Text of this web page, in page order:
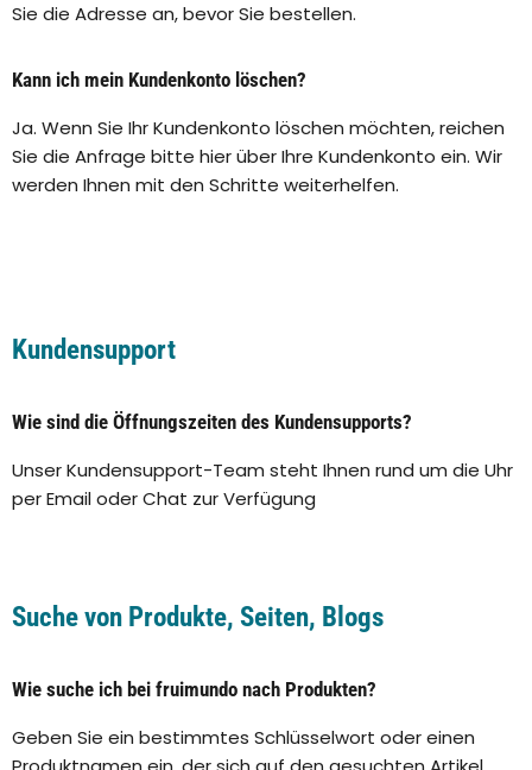
Sie die Adresse an, bevor Sie bestellen.
Kann ich mein Kundenkonto löschen?
Ja. Wenn Sie Ihr Kundenkonto löschen möchten, reichen
Sie die Anfrage bitte hier über Ihre Kundenkonto ein. Wir
werden Ihnen mit den Schritte weiterhelfen.
Kundensupport
Wie sind die Öffnungszeiten des Kundensupports?
Unser Kundensupport-Team steht Ihnen rund um die Uhr
per Email oder Chat zur Verfügung
Suche von Produkte, Seiten, Blogs
Wie suche ich bei fruimundo nach Produkten?
Geben Sie ein bestimmtes Schlüsselwort oder einen